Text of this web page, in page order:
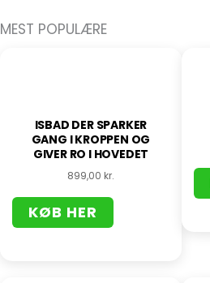
MEST POPULÆRE
ISBAD DER SPARKER
GANG I KROPPEN OG
GIVER RO I HOVEDET
899,00 kr.
KØB HER